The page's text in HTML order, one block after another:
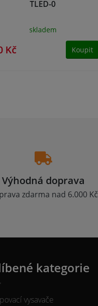
TLED-0
skladem
Kč Koupit
Výhodná doprava
zdarma nad 6.000 Kč
kategorie
vysavače